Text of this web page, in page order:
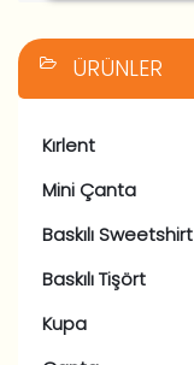
ÜRÜNLER
Kırlent
Mini Çanta
Baskılı Sweetshirt
Baskılı Tişört
Kupa